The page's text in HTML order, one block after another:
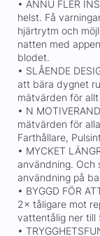
• ÄNNU FLER
helst. Få
hjärtrytm och
natten med
blodet.
• SLÅENDE
att bära dygnet
mätvärden för
• N
mätvärden för
Farthållare,
• MYCKET
användning. Och
användning på
• BYGGD FÖR
2× tåligare mot
vattentålig ner till
•